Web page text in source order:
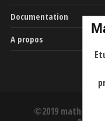
Documentation
A propos
©2019